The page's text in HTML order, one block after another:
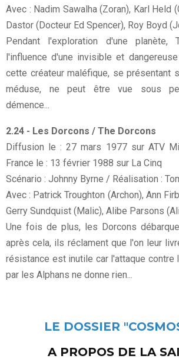
Avec : Nadim Sawalha (Zoran), Karl Held
Dastor (Docteur Ed Spencer), Roy Boyd
Pendant l'exploration d'une planète,
l'influence d'une invisible et
cette créateur maléfique, se présentant
méduse, ne peut être vue sous
démence...
2.24 - Les Dorcons / The Dorcons
Diffusion le : 27 mars 1977 sur ATV
France le : 13 février 1988 sur La Cinq
Scénario : Johnny Byrne / Réalisation :
Avec : Patrick Troughton (Archon), Ann
Gerry Sundquist (Malic), Alibe Parsons
Une fois de plus, les Dorcons
après cela, ils réclament que l'on leur
résistance est inutile car l'attaque contre
par les Alphans ne donne rien...
LE DOSSIER
A PROPOS DE LA